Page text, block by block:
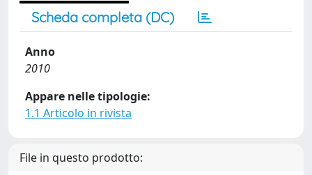
Scheda completa (DC)
Anno
2010
Appare nelle tipologie:
1.1 Articolo in rivista
File in questo prodotto: